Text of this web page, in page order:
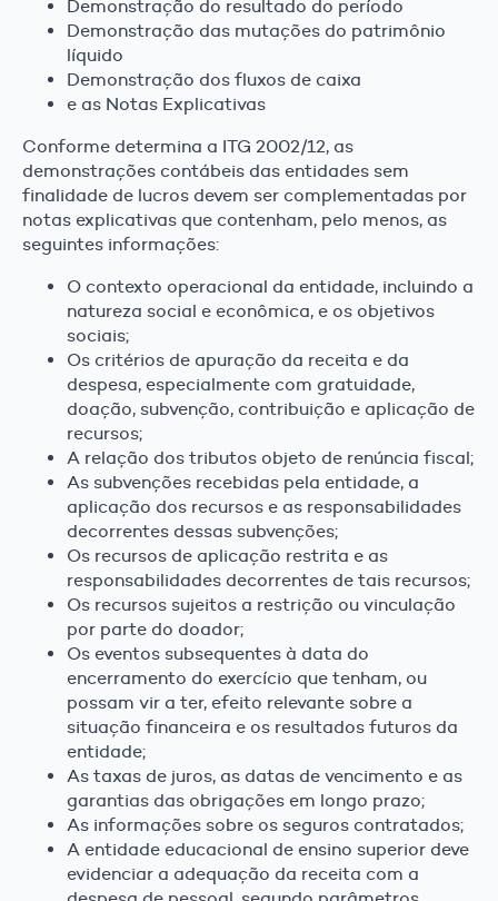
Demonstração do resultado do período
Demonstração das mutações do patrimônio
líquido
Demonstração dos fluxos de caixa
e as Notas Explicativas
Conforme determina a ITG 2002/12, as
demonstrações contábeis das entidades sem
finalidade de lucros devem ser complementadas por
notas explicativas que contenham, pelo menos, as
seguintes informações:
O contexto operacional da entidade, incluindo a
natureza social e econômica, e os objetivos
sociais;
Os critérios de apuração da receita e da
despesa, especialmente com gratuidade,
doação, subvenção, contribuição e aplicação de
recursos;
A relação dos tributos objeto de renúncia fiscal;
As subvenções recebidas pela entidade, a
aplicação dos recursos e as responsabilidades
decorrentes dessas subvenções;
Os recursos de aplicação restrita e as
responsabilidades decorrentes de tais recursos;
Os recursos sujeitos a restrição ou vinculação
por parte do doador;
Os eventos subsequentes à data do
encerramento do exercício que tenham, ou
possam vir a ter, efeito relevante sobre a
situação financeira e os resultados futuros da
entidade;
As taxas de juros, as datas de vencimento e as
garantias das obrigações em longo prazo;
As informações sobre os seguros contratados;
A entidade educacional de ensino superior deve
evidenciar a adequação da receita com a